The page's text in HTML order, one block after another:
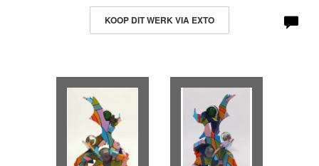
KOOP DIT WERK VIA EXTO